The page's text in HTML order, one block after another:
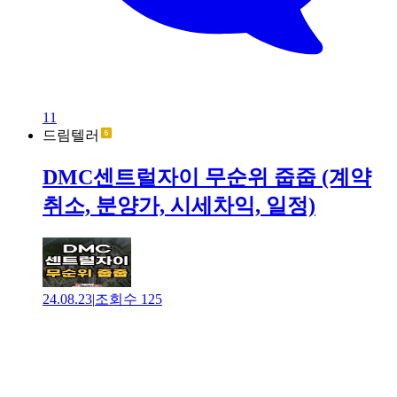
11
드림텔러
DMC센트럴자이 무순위 줍줍 (계약
취소, 분양가, 시세차익, 일정)
24.08.23|조회수 125